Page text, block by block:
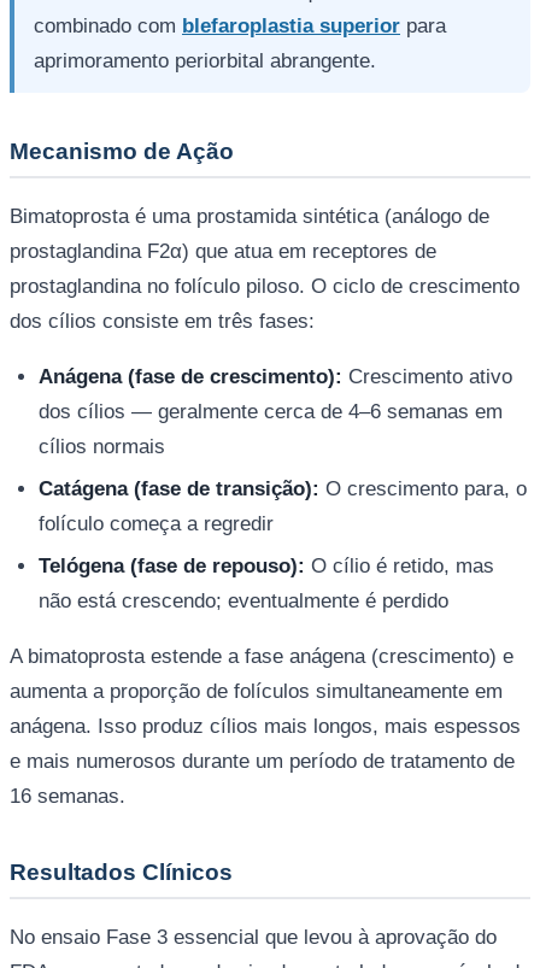
combinado com blefaroplastia superior para
aprimoramento periorbital abrangente.
Mecanismo de Ação
Bimatoprosta é uma prostamida sintética (análogo de
prostaglandina F2α) que atua em receptores de
prostaglandina no folículo piloso. O ciclo de crescimento
dos cílios consiste em três fases:
Anágena (fase de crescimento): Crescimento ativo
dos cílios — geralmente cerca de 4–6 semanas em
cílios normais
Catágena (fase de transição): O crescimento para, o
folículo começa a regredir
Telógena (fase de repouso): O cílio é retido, mas
não está crescendo; eventualmente é perdido
A bimatoprosta estende a fase anágena (crescimento) e
aumenta a proporção de folículos simultaneamente em
anágena. Isso produz cílios mais longos, mais espessos
e mais numerosos durante um período de tratamento de
16 semanas.
Resultados Clínicos
No ensaio Fase 3 essencial que levou à aprovação do